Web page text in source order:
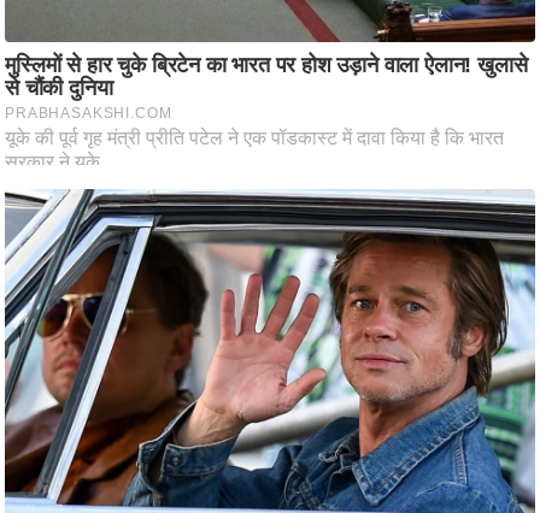
प्र
भु
म
हि
/
ध
र्म
स्थ
ल
व्र
त
त्यो
हा
र